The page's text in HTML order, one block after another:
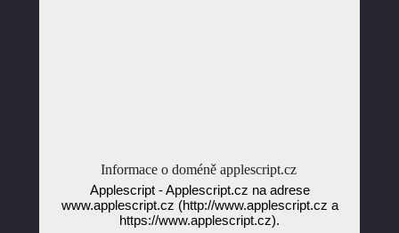
Informace o doméně applescript.cz
Applescript - Applescript.cz na adrese
www.applescript.cz (http://www.applescript.cz a
https://www.applescript.cz).